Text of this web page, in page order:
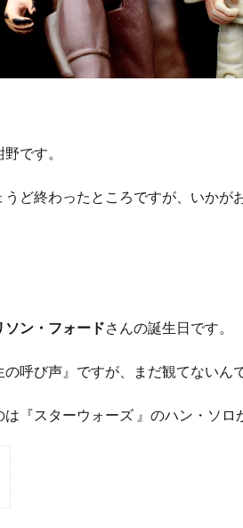
です。
うど終わったところですが、いかが
ソン・フォードさんの誕生日です。
呼び声』ですが、まだ観てないん
『スターウォーズ 』のハン・ソロ